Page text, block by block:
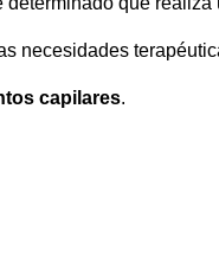
necesidades
capilares.